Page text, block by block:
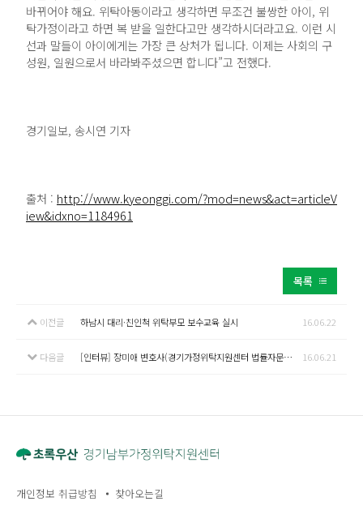
바뀌어야 해요. 위탁아동이라고 생각하면 무조건 불쌍한 아이, 위
탁가정이라고 하면 복 받을 일한다고만 생각하시더라고요. 이런 시
선과 말들이 아이에게는 가장 큰 상처가 됩니다. 이제는 사회의 구
성원, 일원으로서 바라봐주셨으면 합니다”고 전했다.
경기일보, 송시연 기자
출처 : http://www.kyeonggi.com/?mod=news&act=articleV
iew&idxno=1184961
목록
이전글 하남시 대리·친인척 위탁부모 보수교육 실시 16.06.22
다음글 [인터뷰] 장미애 변호사(경기가정위탁지원센터 법률자문위원) “돌봄 필요한 아이들, 사랑의 울타리 되어 주세요” 16.06.21
개인정보 취급방침 찾아오는길